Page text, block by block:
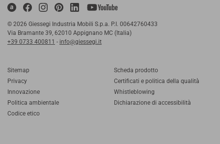
© 2026 Giessegi Industria Mobili S.p.a. P.I. 00642760433
Via Bramante 39, 62010 Appignano MC (Italia)
+39 0733 400811 - info@giessegi.it
Sitemap
Privacy
Innovazione
Politica ambientale
Codice etico
Scheda prodotto
Certificati e politica della qualità
Whistleblowing
Dichiarazione di accessibilità